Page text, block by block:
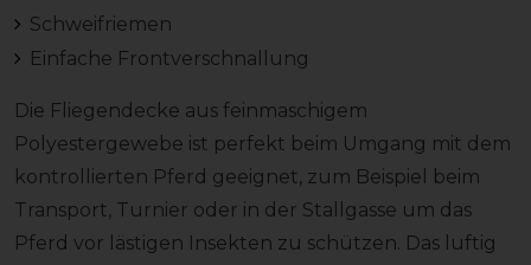
Schweifriemen
Einfache Frontverschnallung
Die Fliegendecke aus feinmaschigem
Polyestergewebe ist perfekt beim Umgang mit dem
kontrollierten Pferd geeignet, zum Beispiel beim
Transport, Turnier oder in der Stallgasse um das
Pferd vor lästigen Insekten zu schützen. Das luftig